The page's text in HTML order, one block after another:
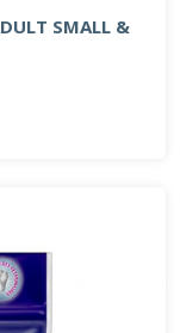
SMALL &